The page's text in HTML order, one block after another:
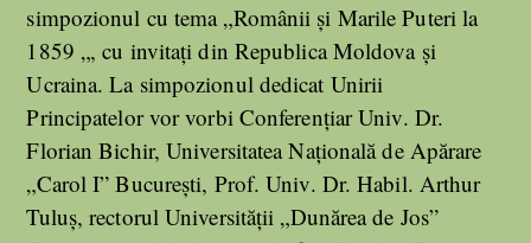
simpozionul cu tema „Românii și Marile Puteri la
1859 „, cu invitați din Republica Moldova și
Ucraina. La simpozionul dedicat Unirii
Principatelor vor vorbi Conferențiar Univ. Dr.
Florian Bichir, Universitatea Națională de Apărare
„Carol I” București, Prof. Univ. Dr. Habil. Arthur
Tuluș, rectorul Universității „Dunărea de Jos”